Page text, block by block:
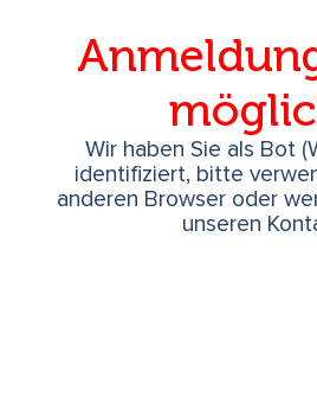
Wir haben Sie als Bot
identifiziert, bitte
anderen Browser oder
unseren